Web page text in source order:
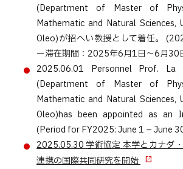
(Department of Master of
Mathematic and Natural Sciences,
Oleo)が招へい教授として着任。
ー滞在期間：2025年6月1日～6月30
2025.06.01
Personnel Prof. La
(Department of Master of
Mathematic and Natural Sciences,
Oleo)has been appointed as an
(Period for FY2025: June 1 – June
2025.05.30 学術協定 本学とカナダ
連携の国際共同研究を開始